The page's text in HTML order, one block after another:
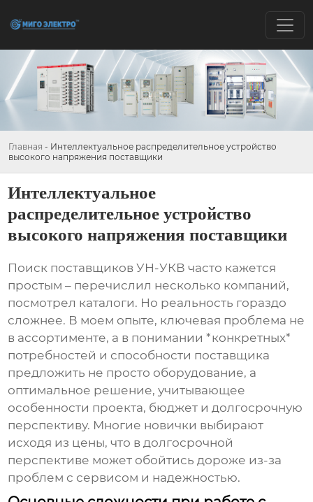
Главная - Интеллектуальное распределительное устройство
высокого напряжения поставщики
Интеллектуальное
распределительное устройство
высокого напряжения поставщики
Поиск поставщиков УН-УКВ часто кажется
простым – перечислил несколько компаний,
посмотрел каталоги. Но реальность гораздо
сложнее. В моем опыте, ключевая проблема не
в ассортименте, а в понимании *конкретных*
потребностей и способности поставщика
предложить не просто оборудование, а
оптимальное решение, учитывающее
особенности проекта, бюджет и долгосрочную
перспективу. Многие новички выбирают
исходя из цены, что в долгосрочной
перспективе может обойтись дороже из-за
проблем с сервисом и надежностью.